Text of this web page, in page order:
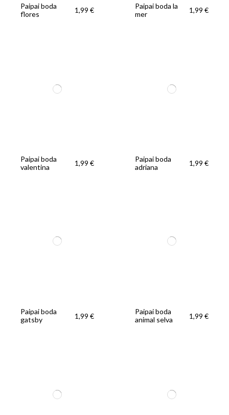
Paipai boda
flores
1,99 €
Paipai boda la
mer
1,99 €
Paipai boda
valentina
1,99 €
Paipai boda
adriana
1,99 €
Paipai boda
gatsby
1,99 €
Paipai boda
animal selva
1,99 €